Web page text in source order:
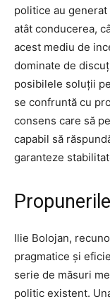
politice au
atât conducerea,
acest mediu de
dominate de
posibilele soluții
se confruntă cu
consens care să
capabil să
garanteze
Ilie Bolojan,
pragmatice și
serie de măsuri
politic existent.